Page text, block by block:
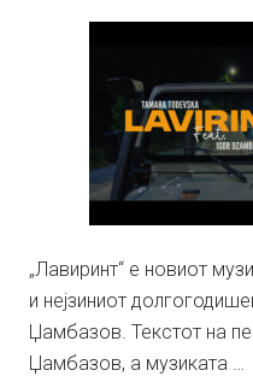
„Лавиринт“ е новиот
и нејзиниот
Џамбазов. Текстот на
Џамбазов, а музиката …